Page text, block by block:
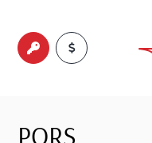
PQRS